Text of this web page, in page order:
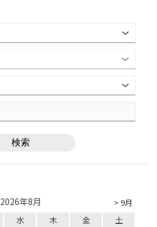
> 9月
2026年8月
水 木 金
土